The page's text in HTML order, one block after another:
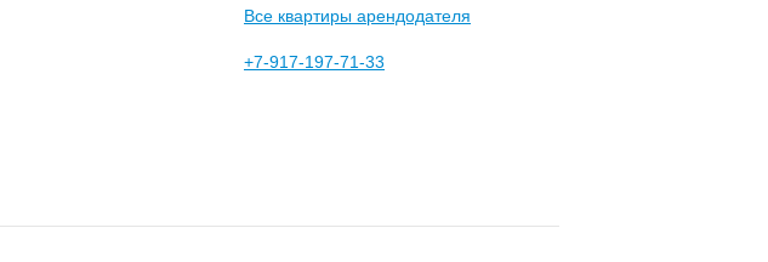
Все квартиры арендодателя
+7-917-197-71-33